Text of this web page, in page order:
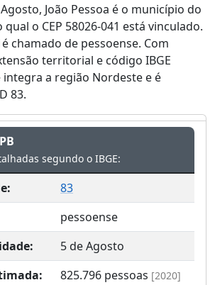
João Pessoa é o município do
o CEP 58026-041 está vinculado.
chamado de pessoense. Com
territorial e código IBGE
integra a região Nordeste e é
83.
segundo o IBGE:
83
pessoense
5 de Agosto
825.796 pessoas [2020]